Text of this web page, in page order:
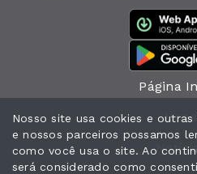
Página
Nosso site usa cookies e
e nossos parceiros possamos
como você usa o site. Ao
será considerado como